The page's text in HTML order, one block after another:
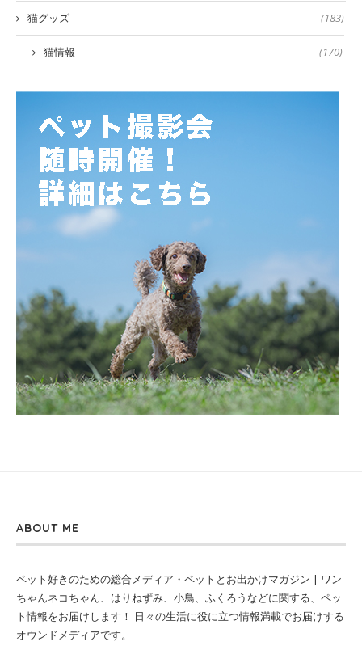
猫グッズ (183)
猫情報 (170)
ABOUT ME
ペット好きのための総合メディア・ペットとお出かけマガジン | ワン
ちゃんネコちゃん、はりねずみ、小鳥、ふくろうなどに関する、ペッ
ト情報をお届けします！ 日々の生活に役に立つ情報満載でお届けする
オウンドメディアです。